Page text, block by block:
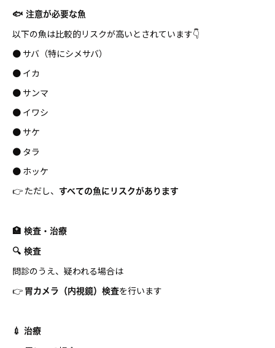
🐟 注意が必要な魚
以下の魚は比較的リスクが高いとされています👇
● サバ（特にシメサバ）
● イカ
● サンマ
● イワシ
● サケ
● タラ
● ホッケ
👉 ただし、
すべての魚にリスクがあります
🏥 検査・治療
🔍 検査
問診のうえ、疑われる場合は
👉 胃カメラ（内視鏡）検査を行います
💉 治療